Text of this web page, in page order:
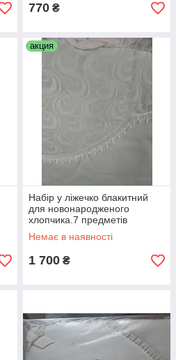
770 ₴
акция
Набір у ліжечко блакитний
для новонародженого
хлопчика.7 предметів
Немає в наявності
1 700 ₴